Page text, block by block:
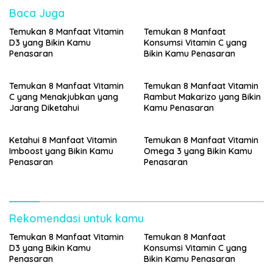
Baca Juga
Temukan 8 Manfaat Vitamin
D3 yang Bikin Kamu
Penasaran
Temukan 8 Manfaat
Konsumsi Vitamin C yang
Bikin Kamu Penasaran
Temukan 8 Manfaat Vitamin
C yang Menakjubkan yang
Jarang Diketahui
Temukan 8 Manfaat Vitamin
Rambut Makarizo yang Bikin
Kamu Penasaran
Ketahui 8 Manfaat Vitamin
Imboost yang Bikin Kamu
Penasaran
Temukan 8 Manfaat Vitamin
Omega 3 yang Bikin Kamu
Penasaran
Rekomendasi untuk kamu
Temukan 8 Manfaat Vitamin
D3 yang Bikin Kamu
Penasaran
Temukan 8 Manfaat
Konsumsi Vitamin C yang
Bikin Kamu Penasaran